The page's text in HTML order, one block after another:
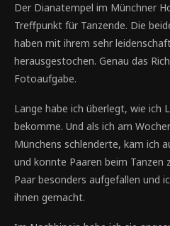
Der Dianatempel im Münchner
Treffpunkt für Tanzende. Die
haben mit ihrem sehr
herausgestochen. Genau das
Fotoaufgabe.
Lange habe ich überlegt, wie ich
bekomme. Und als ich am
Münchens schlenderte, kam ich
und konnte Paaren beim Tanzen
Paar besonders aufgefallen und
ihnen gemacht.